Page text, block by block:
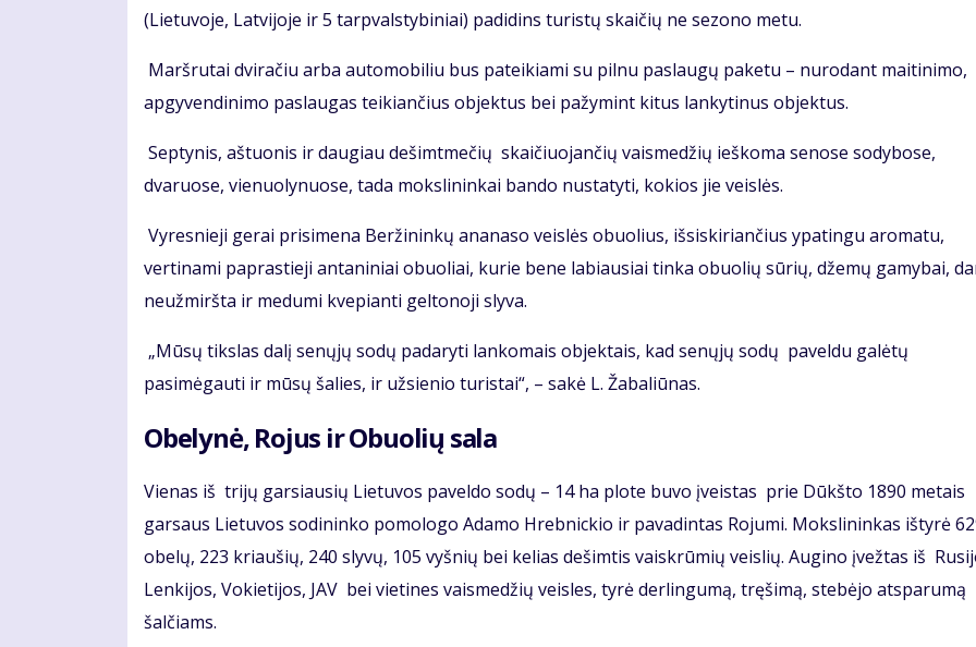
(Lietuvoje, Latvijoje ir 5 tarpvalstybiniai) padidins turistų skaičių ne sezono metu.
Maršrutai dviračiu arba automobiliu bus pateikiami su pilnu paslaugų paketu – nurodant maitinimo,
apgyvendinimo paslaugas teikiančius objektus bei pažymint kitus lankytinus objektus.
Septynis, aštuonis ir daugiau dešimtmečių skaičiuojančių vaismedžių ieškoma senose sodybose,
dvaruose, vienuolynuose, tada mokslininkai bando nustatyti, kokios jie veislės.
Vyresnieji gerai prisimena Beržininkų ananaso veislės obuolius, išsiskiriančius ypatingu aromatu,
vertinami paprastieji antaniniai obuoliai, kurie bene labiausiai tinka obuolių sūrių, džemų gamybai,
neužmiršta ir medumi kvepianti geltonoji slyva.
„Mūsų tikslas dalį senųjų sodų padaryti lankomais objektais, kad senųjų sodų paveldu galėtų
pasimėgauti ir mūsų šalies, ir užsienio turistai“, – sakė L. Žabaliūnas.
Obelynė, Rojus ir Obuolių sala
Vienas iš trijų garsiausių Lietuvos paveldo sodų – 14 ha plote buvo įveistas prie Dūkšto 1890 metais
garsaus Lietuvos sodininko pomologo Adamo Hrebnickio ir pavadintas Rojumi. Mokslininkas ištyrė
obelų, 223 kriaušių, 240 slyvų, 105 vyšnių bei kelias dešimtis vaiskrūmių veislių. Augino įvežtas iš
Lenkijos, Vokietijos, JAV bei vietines vaismedžių veisles, tyrė derlingumą, tręšimą, stebėjo atsparumą
šalčiams.